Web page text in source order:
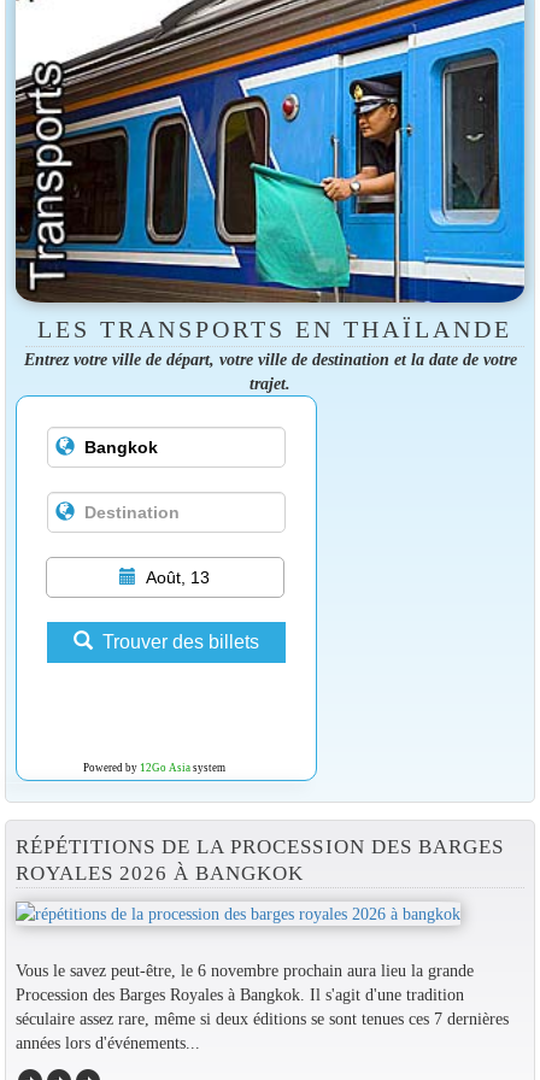
LES TRANSPORTS EN THAÏLANDE
Entrez votre ville de départ, votre ville de destination et la date de votre
trajet.
Août, 13
Trouver des billets
Powered by 12Go Asiasystem
RÉPÉTITIONS DE LA PROCESSION DES BARGES
ROYALES 2026 À BANGKOK
Vous le savez peut-être, le 6 novembre prochain aura lieu la grande
Procession des Barges Royales à Bangkok. Il s'agit d'une tradition
séculaire assez rare, même si deux éditions se sont tenues ces 7 dernières
années lors d'événements...